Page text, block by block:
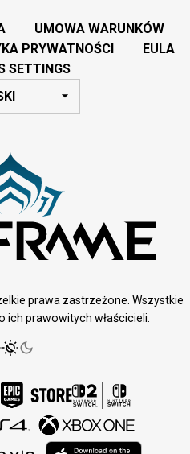
UMOWA WARUNKÓW
PRYWATNOŚCI
EULA
SETTINGS
prawa zastrzeżone. Wszystkie
ich prawowitych właścicieli.